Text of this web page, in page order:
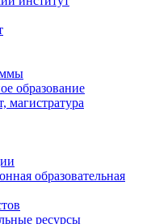
образование
магистратура
образовательная
ресурсы